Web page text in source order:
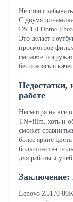
Не стоит
С двумя
DS 1.0 Home
Это делает
просмотров
сможете
беспокоясь о
Недостатки,
работе
Несмотря на все
TN+film, хоть и
сможет
более яркие
большинства
для работы и
Lenovo Z5170